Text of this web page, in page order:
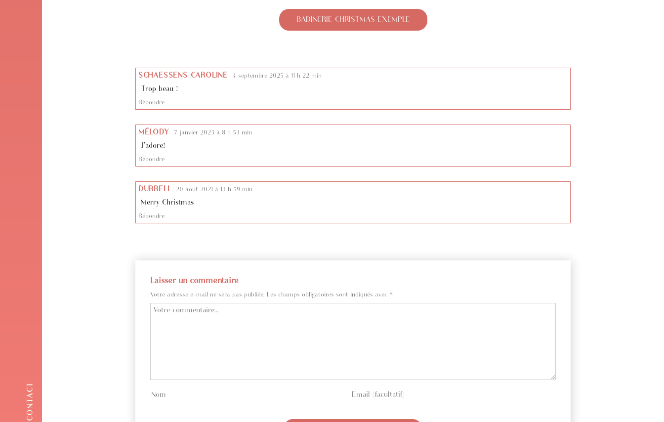
CONTACT
BADINERIE CHRISTMAS EXEMPLE
SCHAESSENS CAROLINE 4 septembre 2025 à 11 h 22 min
Trop beau !
Répondre
MÉLODY 7 janvier 2023 à 8 h 53 min
J’adore!
Répondre
DURRELL 20 août 2021 à 13 h 59 min
Merry Christmas
Répondre
Laisser un commentaire
Votre adresse e-mail ne sera pas publiée. Les champs obligatoires sont indiqués avec *